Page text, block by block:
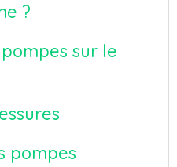
?
sur le
pompes